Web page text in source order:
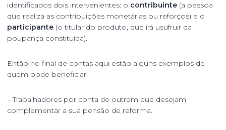
identificados dois intervenientes: o contribuinte (a pessoa
que realiza as contribuições monetárias ou reforços) e o
participante (o titular do produto, que irá usufruir da
poupança constituída).
Então no final de contas aqui estão alguns exemplos de
quem pode beneficiar:
– Trabalhadores por conta de outrem que desejam
complementar a sua pensão de reforma.